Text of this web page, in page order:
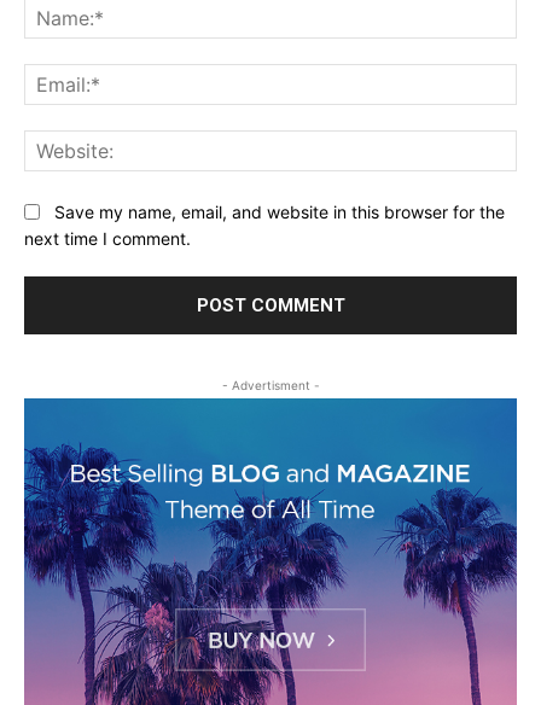
Save my name, email, and website in this browser for the
next time I comment.
- Advertisment -